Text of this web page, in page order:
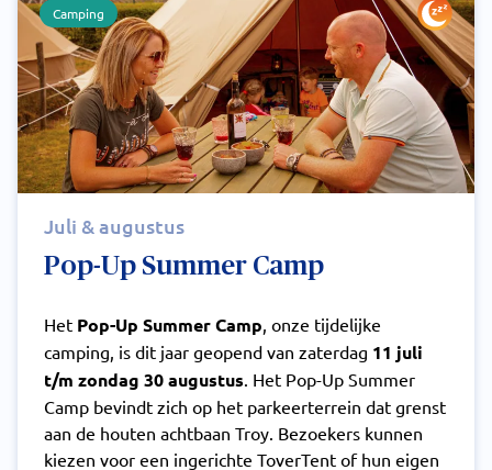
Camping
Juli & augustus
Pop-Up Summer Camp
Het Pop-Up Summer Camp, onze tijdelijke
camping, is dit jaar geopend van zaterdag 11 juli
t/m zondag 30 augustus. Het Pop-Up Summer
Camp bevindt zich op het parkeerterrein dat grenst
aan de houten achtbaan Troy. Bezoekers kunnen
kiezen voor een ingerichte ToverTent of hun eigen